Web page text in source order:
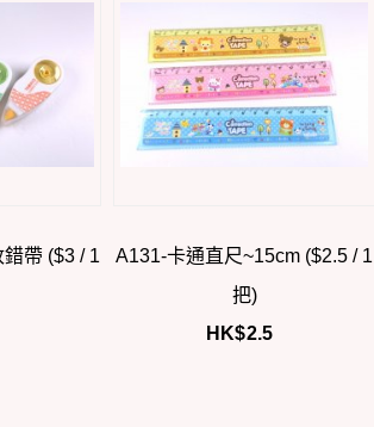
帶 ($3 / 1
A131-卡通直尺~15cm ($2.5 / 1
把)
HK$2.5